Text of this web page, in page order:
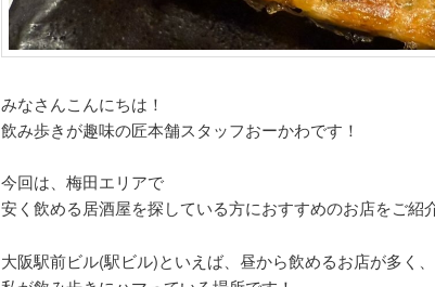
みなさんこんにちは！
飲み歩きが趣味の匠本舗スタッフおーかわです！
今回は、梅田エリアで
安く飲める居酒屋を探している方におすすめのお店をご紹
大阪駅前ビル(駅ビル)といえば、昼から飲めるお店が多く